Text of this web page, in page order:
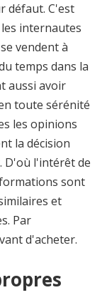
défaut. C'est
internautes
vendent à
temps dans la
aussi avoir
toute sérénité
les opinions
la décision
D'où l'intérêt de
sont
et
Par
d'acheter.